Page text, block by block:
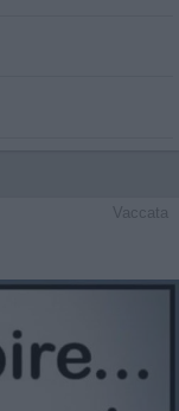
Vaccata